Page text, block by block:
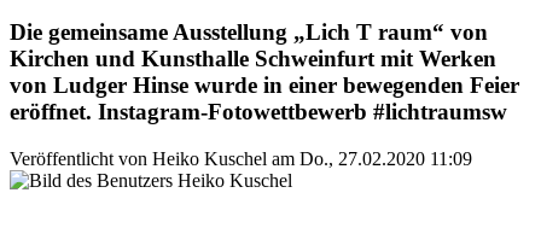
Die gemeinsame Ausstellung „Lich T raum“ von
Kirchen und Kunsthalle Schweinfurt mit Werken
von Ludger Hinse wurde in einer bewegenden Feier
eröffnet. Instagram-Fotowettbewerb #lichtraumsw
Veröffentlicht von Heiko Kuschel am Do., 27.02.2020 11:09